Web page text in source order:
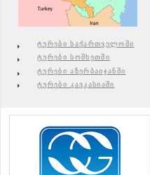
ტურები საქართველოში
ტურები სომხეთში
ტურები აზერბაიჯანში
ტურები კავკასიაში